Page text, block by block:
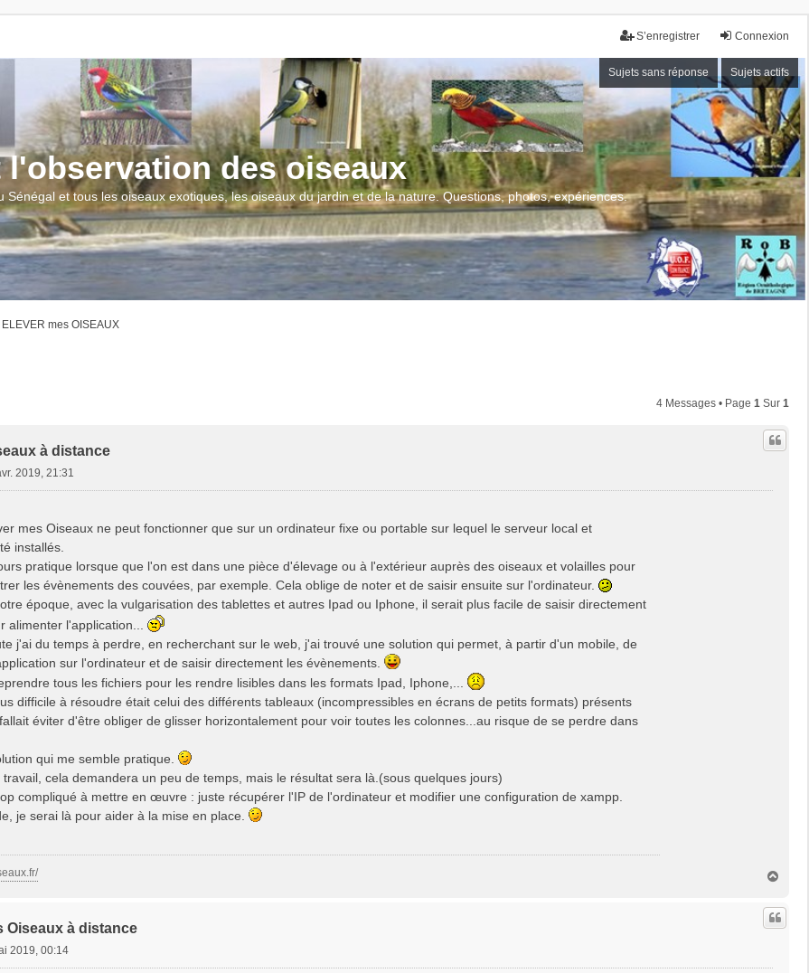
Connexion
S’enregistrer
Sujets sans réponse Sujets actifs
des oiseaux
et tous les oiseaux exotiques, les oiseaux du jardin et de la nature. Questions, photos, expériences.
mes OISEAUX
4 Messages • Page 1 Sur 1
à distance
2019, 21:31
mes Oiseaux ne peut fonctionner que sur un ordinateur fixe ou portable sur lequel le serveur local et
installés.
pratique lorsque que l'on est dans une pièce d'élevage ou à l'extérieur auprès des oiseaux et volailles pour
les évènements des couvées, par exemple. Cela oblige de noter et de saisir ensuite sur l'ordinateur.
époque, avec la vulgarisation des tablettes et autres Ipad ou Iphone, il serait plus facile de saisir directement
alimenter l'application...
j'ai du temps à perdre, en recherchant sur le web, j'ai trouvé une solution qui permet, à partir d'un mobile, de
sur l'ordinateur et de saisir directement les évènements.
tous les fichiers pour les rendre lisibles dans les formats Ipad, Iphone,...
difficile à résoudre était celui des différents tableaux (incompressibles en écrans de petits formats) présents
éviter d'être obliger de glisser horizontalement pour voir toutes les colonnes...au risque de se perdre dans
qui me semble pratique.
cela demandera un peu de temps, mais le résultat sera là.(sous quelques jours)
compliqué à mettre en œuvre : juste récupérer l'IP de l'ordinateur et modifier une configuration de xampp.
je serai là pour aider à la mise en place.
u
Oiseaux à distance
2019, 00:14